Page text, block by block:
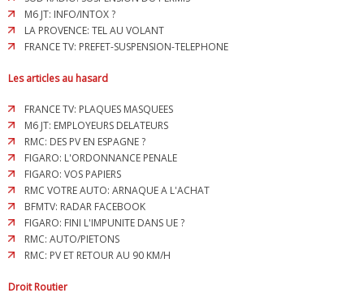
M6 JT: INFO/INTOX ?
LA PROVENCE: TEL AU VOLANT
FRANCE TV: PREFET-SUSPENSION-TELEPHONE
Les articles au hasard
FRANCE TV: PLAQUES MASQUEES
M6 JT: EMPLOYEURS DELATEURS
RMC: DES PV EN ESPAGNE ?
FIGARO: L'ORDONNANCE PENALE
FIGARO: VOS PAPIERS
RMC VOTRE AUTO: ARNAQUE A L'ACHAT
BFMTV: RADAR FACEBOOK
FIGARO: FINI L'IMPUNITE DANS UE ?
RMC: AUTO/PIETONS
RMC: PV ET RETOUR AU 90 KM/H
Droit Routier